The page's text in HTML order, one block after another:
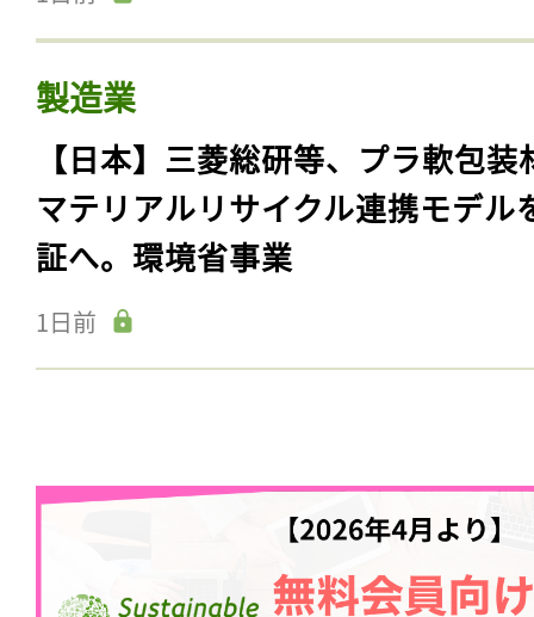
製造業
【日本】三菱総研等、プラ軟包装
マテリアルリサイクル連携モデル
証へ。環境省事業
1日前